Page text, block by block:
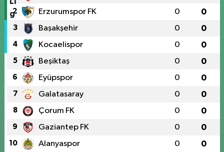
2 Erzurumspor FK 0 0
3 Başakşehir 0 0
4 Kocaelispor 0 0
5 Beşiktaş 0 0
6 Eyüpspor 0 0
7 Galatasaray 0 0
8 Çorum FK 0 0
9 Gaziantep FK 0 0
10 Alanyaspor 0 0